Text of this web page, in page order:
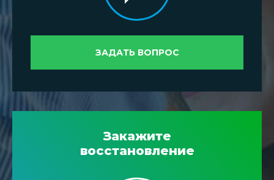
ЗАДАТЬ ВОПРОС
Закажите
восстановление